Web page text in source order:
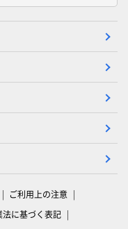
ご利用上の注意
法に基づく表記